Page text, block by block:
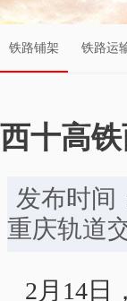
铁路铺架 铁路运
西十高
发布时
重庆轨道
2月14日